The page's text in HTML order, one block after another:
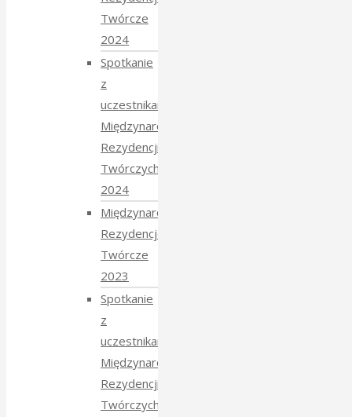
Twórcze
2024
Spotkanie
z
uczestnikami
Międzynarodowych
Rezydencji
Twórczych
2024
Międzynarodowe
Rezydencje
Twórcze
2023
Spotkanie
z
uczestnikami
Międzynarodowych
Rezydencji
Twórczych